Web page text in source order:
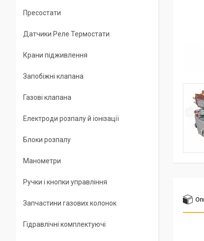
Пресостати
Датчики Реле Термостати
Крани підживлення
Запобіжні клапана
Газові клапана
Електроди розпалу й іонізації
Блоки розпалу
Манометри
Ручки і кнопки управління
Запчастини газових колонок
Гідравлічні комплектуючі